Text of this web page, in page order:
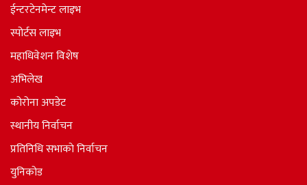
ईन्टरटेनमेन्ट लाइभ
स्पोर्टस लाइभ
महाधिवेशन विशेष
अभिलेख
कोरोना अपडेट
स्थानीय निर्वाचन
प्रतिनिधि सभाकाे निर्वाचन
युनिकोड